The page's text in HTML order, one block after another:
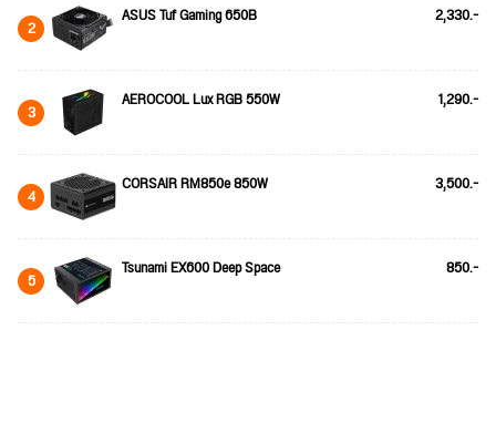
2 ASUS Tuf Gaming 650B 2,330.-
3 AEROCOOL Lux RGB 550W 1,290.-
4 CORSAIR RM850e 850W 3,500.-
5 Tsunami EX600 Deep Space 850.-